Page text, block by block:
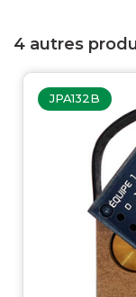
4 autres
JPA132B